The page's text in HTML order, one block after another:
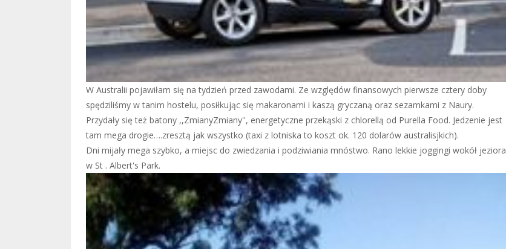
W Australii pojawiłam się na tydzień przed zawodami. Ze względów finansowych pierwsze cztery doby
spędziliśmy w tanim hostelu, posiłkując się makaronami i kaszą gryczaną oraz sezamkami z Naury.
Przydały się też batony ,,ZmianyZmiany'', energetyczne przekąski z chlorellą od Purella Food. Jedzenie jest
tam mega drogie….zresztą jak wszystko (taxi z lotniska to koszt ok. 120 dolarów australisjkich).
Dni mijały mega szybko, a miejsc do zwiedzania i podziwiania mnóstwo. Rano lekkie joggingi wokół jeziora
w St . Albert's Park.